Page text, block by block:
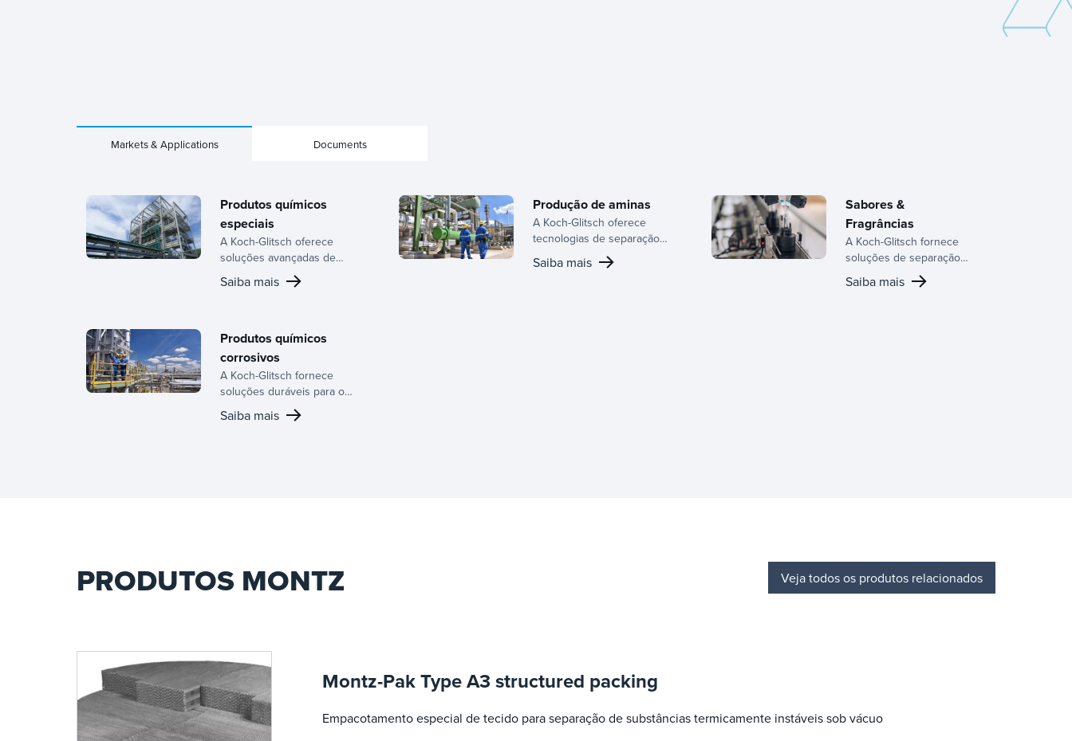
Markets & Applications Documents
Produtos químicos
especiais
A Koch-Glitsch oferece
soluções avançadas de
transferência de massa e
separação de fases para
qualidade do produto, o
rendimento e o
desempenho operacional.
Saiba mais
Produção de aminas
A Koch-Glitsch oferece
tecnologias de separação
de alta eficiência para a
produção de aminas,
Saiba mais
Sabores &
Fragrâncias
A Koch-Glitsch fornece
soluções de separação
personalizadas para a
indústria de aromas e
Saiba mais
Produtos químicos
corrosivos
A Koch-Glitsch fornece
soluções duráveis para o
manuseio de produtos
químicos corrosivos,
Saiba mais
PRODUTOS MONTZ Veja todos os produtos relacionados
Montz-Pak Type A3 structured packing
Empacotamento especial de tecido para separação de substâncias termicamente instáveis sob vácuo